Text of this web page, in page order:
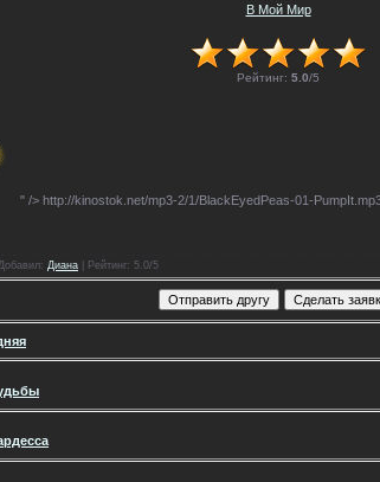
В Мой Мир
Рейтинг: 5.0/5
" /> http://kinostok.net/mp3-2/1/BlackEyedPeas-01-
Добавил: Диана Рейтинг: 5.0/5